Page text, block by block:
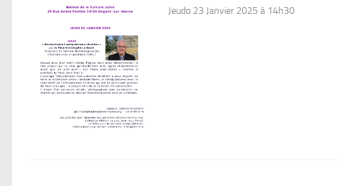
Jeudo 23 Janvier 2025 à 14h30